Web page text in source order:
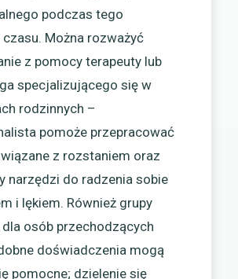
podczas tego
Można rozważyć
z pomocy terapeuty lub
specjalizującego się w
rodzinnych –
pomoże przepracować
z rozstaniem oraz
narzędzi do radzenia sobie
i lękiem. Również grupy
osób przechodzących
doświadczenia mogą
pomocne; dzielenie się